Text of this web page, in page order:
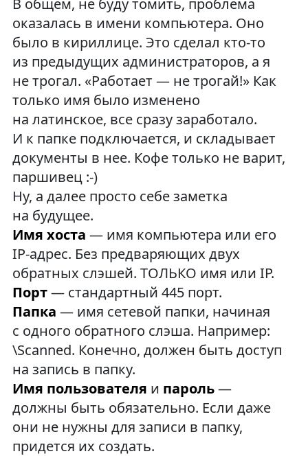
оказалась в имени компьютера. Оно
было в кириллице. Это сделал кто-то
из предыдущих администраторов, а я
не трогал. «Работает — не трогай!» Как
только имя было изменено
на латинское, все сразу заработало.
И к папке подключается, и складывает
документы в нее. Кофе только не варит,
паршивец :-)
Ну, а далее просто себе заметка
на будущее.
Имя хоста — имя компьютера или его
IP-адрес. Без предваряющих двух
обратных слэшей. ТОЛЬКО имя или IP.
Порт— стандартный 445 порт.
Папка — имя сетевой папки, начиная
с одного обратного слэша. Например:
\Scanned. Конечно, должен быть доступ
на запись в папку.
Имя пользователя и пароль—
должны быть обязательно. Если даже
они не нужны для записи в папку,
придется их создать.